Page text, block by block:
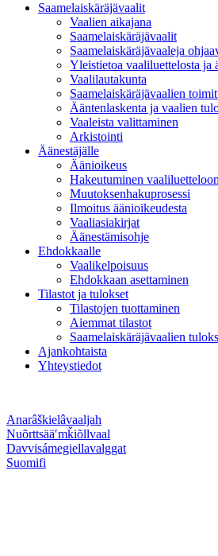
Saamelaiskäräjävaalit
Vaalien aikajana
Saamelaiskäräjävaalit
Saamelaiskäräjävaaleja
Yleistietoa vaaliluettelosta ja
Vaalilautakunta
Saamelaiskäräjävaalien
Ääntenlaskenta ja vaalien
Vaaleista valittaminen
Arkistointi
Äänestäjälle
Äänioikeus
Hakeutuminen
Muutoksenhakuprosessi
Ilmoitus äänioikeudesta
Vaaliasiakirjat
Äänestämisohje
Ehdokkaalle
Vaalikelpoisuus
Ehdokkaan asettaminen
Tilastot ja tulokset
Tilastojen tuottaminen
Aiemmat tilastot
Saamelaiskäräjävaalien
Ajankohtaista
Yhteystiedot
Anarâškielâvaaljah
Nuõrttsääʹmǩiõllvaal
Davvisámegiellavalggat
Suomifi